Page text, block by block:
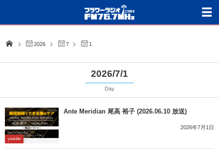
2026 7 1
2026/7/1
Day
youtube
Ante Meridian 尾高 裕子 (2026.06.10 放送)
2026年7月1日